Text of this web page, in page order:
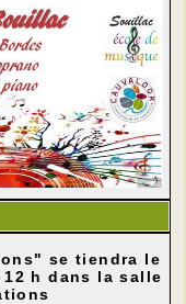
se tiendra le
12 h dans la salle